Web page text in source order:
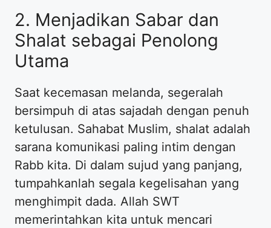
2. Menjadikan Sabar dan
Shalat sebagai Penolong
Utama
Saat kecemasan melanda, segeralah
bersimpuh di atas sajadah dengan penuh
ketulusan. Sahabat Muslim, shalat adalah
sarana komunikasi paling intim dengan
Rabb kita. Di dalam sujud yang panjang,
tumpahkanlah segala kegelisahan yang
menghimpit dada. Allah SWT
memerintahkan kita untuk mencari